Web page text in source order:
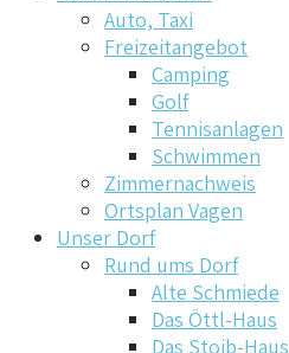
Auto, Taxi
Freizeitangebot
Camping
Golf
Tennisanlagen
Schwimmen
Zimmernachweis
Ortsplan Vagen
Unser Dorf
Rund ums Dorf
Alte Schmiede
Das Öttl-Haus
Das Stoib-Haus